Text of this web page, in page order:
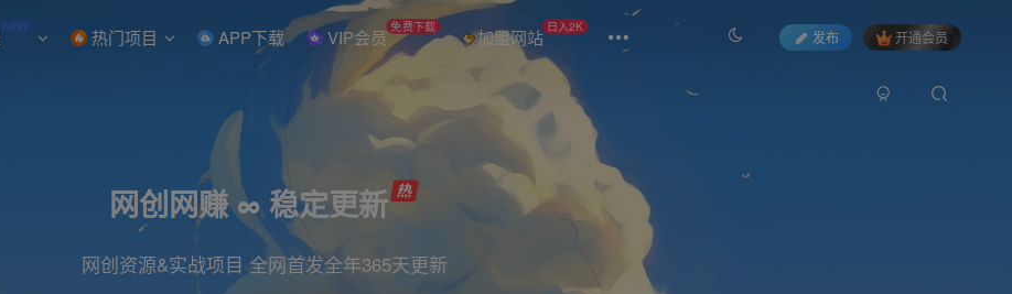
NEW 热门项目 APP下载 VIP会员 免费下载 加盟网站 日入2K
发布 开通会员
网创网赚 ∞ 稳定更新
网创资源&实战项目 全网首发全年365天更新